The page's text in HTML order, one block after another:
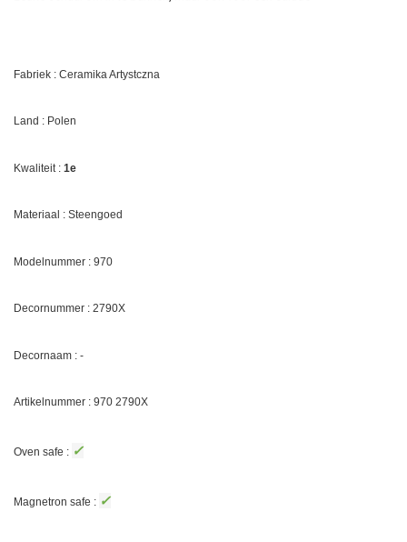
Fabriek : Ceramika Artystczna
Land : Polen
Kwaliteit : 1e
Materiaal : Steengoed
Modelnummer : 970
Decornummer : 2790X
Decornaam : -
Artikelnummer : 970 2790X
Oven safe : ✓
Magnetron safe : ✓